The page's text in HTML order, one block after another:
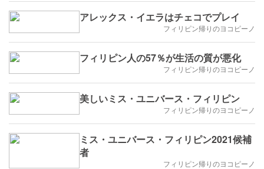
アレックス・イエラはチェコでプレイ
フィリピン帰りのヨコピーノ
フィリピン人の57％が生活の質が悪化
フィリピン帰りのヨコピーノ
美しいミス・ユニバース・フィリピン
フィリピン帰りのヨコピーノ
ミス・ユニバース・フィリピン2021候補
者
フィリピン帰りのヨコピーノ